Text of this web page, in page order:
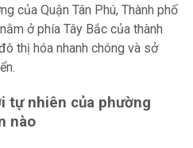
của Quận Tân Phú, Thành phố
ở phía Tây Bắc của thành
thị hóa nhanh chóng và sở
tự nhiên của phường
nào